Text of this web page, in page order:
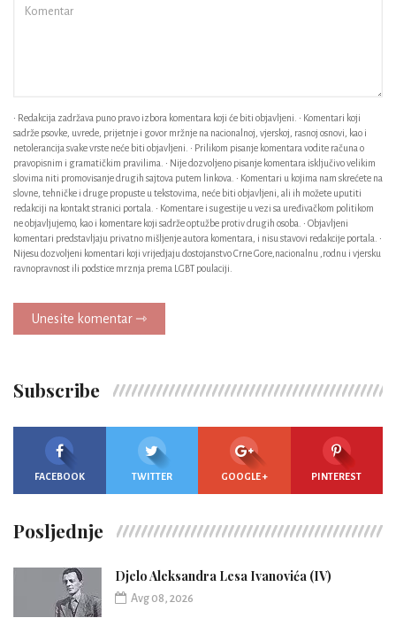
• Redakcija zadržava puno pravo izbora komentara koji će biti objavljeni. • Komentari koji
sadrže psovke, uvrede, prijetnje i govor mržnje na nacionalnoj, vjerskoj, rasnoj osnovi, kao i
netolerancija svake vrste neće biti objavljeni. • Prilikom pisanje komentara vodite računa o
pravopisnim i gramatičkim pravilima. • Nije dozvoljeno pisanje komentara isključivo velikim
slovima niti promovisanje drugih sajtova putem linkova. • Komentari u kojima nam skrećete na
slovne, tehničke i druge propuste u tekstovima, neće biti objavljeni, ali ih možete uputiti
redakciji na kontakt stranici portala. • Komentare i sugestije u vezi sa uređivačkom politikom
ne objavljujemo, kao i komentare koji sadrže optužbe protiv drugih osoba. • Objavljeni
komentari predstavljaju privatno mišljenje autora komentara, i nisu stavovi redakcije portala. •
Nijesu dozvoljeni komentari koji vrijedjaju dostojanstvo Crne Gore,nacionalnu ,rodnu i vjersku
ravnopravnost ili podstice mrznja prema LGBT poulaciji.
Unesite komentar ⇾
Subscribe
FACEBOOK TWITTER GOOGLE + PINTEREST
Posljednje
Djelo Aleksandra Lesa Ivanovića (IV)
Avg 08, 2026